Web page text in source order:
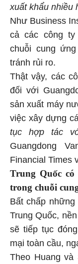
xuất khẩu nhiều
Như Business
cả các công ty
chuỗi cung
tránh rủi ro.
Thật vậy, các
đối với
sản xuất máy
việc xây dựng
tục hợp tác
Guangdong
Financial Times
Trung Quốc
trong chuỗi
Bất chấp
Trung Quốc,
sẽ tiếp tục
mại toàn cầu,
Theo Huang và